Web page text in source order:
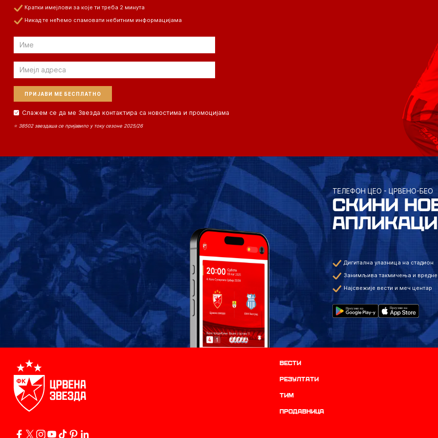
Кратки имејлови за које ти треба 2 минута
Никад те нећемо спамовати небитним информацијама
Email
Email
Слажем се да ме Звезда контактира са новостима и промоцијама
⭐ 38502 звездаша се пријавило у току сезоне 2025/26
ТЕЛЕФОН ЦЕО - ЦРВЕНО-БЕО
СКИНИ
Дигитална улазница на стадион
Занимљива такмичења и вредне
Најсвежије вести и меч центар
Вести
резултати
ТИМ
продавница